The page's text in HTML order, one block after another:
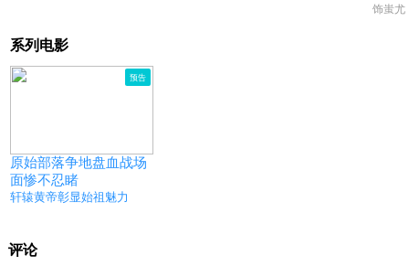
饰蚩尤
系列电影
预告
原始部落争地盘血战场
面惨不忍睹
轩辕黄帝彰显始祖魅力